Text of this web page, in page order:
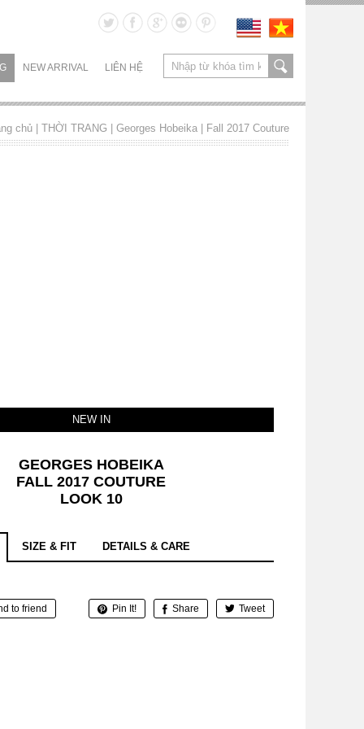
NEW ARRIVAL LIÊN HỆ
chủ | THỜI TRANG | Georges Hobeika Fall 2017 Couture
NEW IN
GEORGES HOBEIKA
FALL 2017 COUTURE
LOOK 10
SIZE & FIT DETAILS & CARE
Tweet
Share
Pin It!
to friend